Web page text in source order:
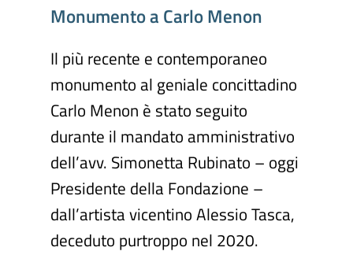
MonumentoaCarloMenon
Il più recente e contemporaneo
monumento al geniale concittadino
Carlo Menon è stato seguito
durante il mandato amministrativo
dell’avv. Simonetta Rubinato – oggi
Presidente della Fondazione –
dall’artista vicentino Alessio Tasca,
deceduto purtroppo nel 2020.